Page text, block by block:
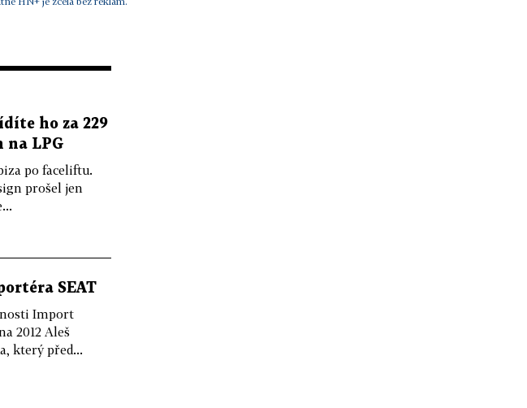
ho za 229
na LPG
po faceliftu.
prošel jen
SEAT
Import
2012 Aleš
který před...